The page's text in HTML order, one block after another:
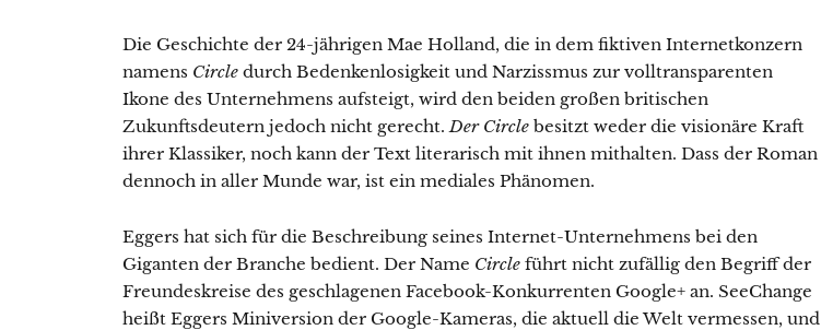
Die Geschichte der 24-jährigen Mae Holland, die in dem fiktiven Internetkonzern
namens Circle durch Bedenkenlosigkeit und Narzissmus zur volltransparenten
Ikone des Unternehmens aufsteigt, wird den beiden großen britischen
Zukunftsdeutern jedoch nicht gerecht.Der Circle besitzt weder die visionäre Kraft
ihrer Klassiker, noch kann der Text literarisch mit ihnen mithalten. Dass der Roman
dennoch in aller Munde war, ist ein mediales Phänomen.
Eggers hat sich für die Beschreibung seines Internet-Unternehmens bei den
Giganten der Branche bedient. Der Name Circle führt nicht zufällig den Begriff der
Freundeskreise des geschlagenen Facebook-Konkurrenten Google+ an. SeeChange
heißt Eggers Miniversion der Google-Kameras, die aktuell die Welt vermessen, und